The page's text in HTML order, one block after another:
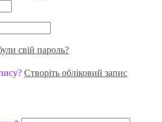
свій пароль?
Створіть обліковий запис